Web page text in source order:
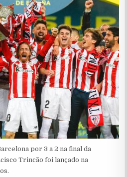
por 3 a 2 na final da
Trincão foi lançado na